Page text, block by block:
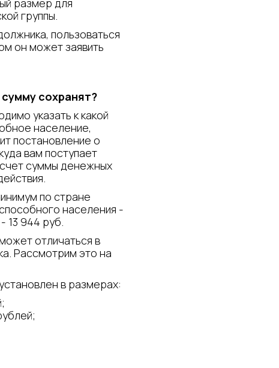
размер для
группы.
пользоваться
он может заявить
сохранят?
указать к какой
население,
постановление о
вам поступает
суммы денежных
по стране
населения -
13 944 руб.
отличаться в
Рассмотрим это на
в размерах: